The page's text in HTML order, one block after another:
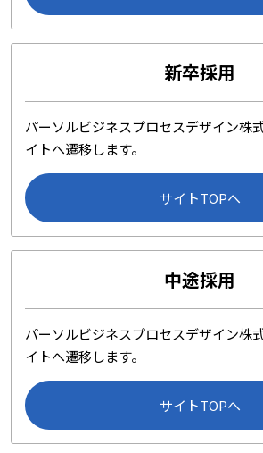
新卒採用
パーソルビジネスプロセスデザイン株
イトへ遷移します。
サイトTOPへ
中途採用
パーソルビジネスプロセスデザイン株
イトへ遷移します。
サイトTOPへ